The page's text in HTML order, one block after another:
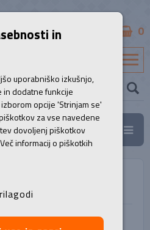
0
G9
840 G9
in
uporabniško izkušnjo,
in dodatne funkcije
opcije 'Strinjam se'
za vse navedene
dovoljenj piškotkov
informacij o piškotkih